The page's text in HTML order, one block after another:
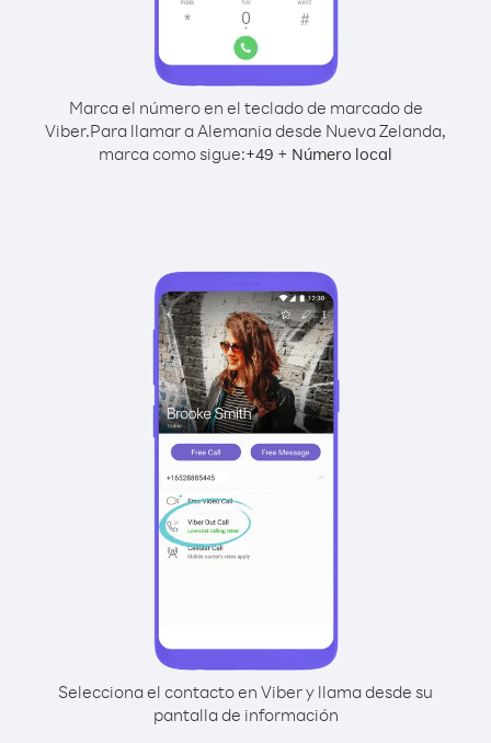
Marca el número en el teclado de marcado de
Viber.Para llamar a Alemania desde Nueva Zelanda,
marca como sigue:+49 + Número local
Selecciona el contacto en Viber y llama desde su
pantalla de información